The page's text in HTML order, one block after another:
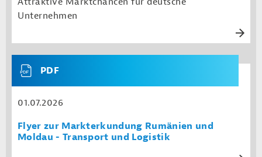
Unternehmen
PDF
01.07.2026
Flyer zur Markterkundung Rumänien und
Moldau - Transport und Logistik